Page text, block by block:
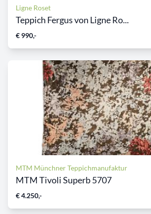
Ligne Roset
Teppich Fergus von Ligne Ro...
€ 990,-
MTM Münchner Teppichmanufaktur
MTM Tivoli Superb 5707
€ 4.250,-